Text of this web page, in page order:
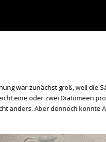
war zunächst groß, weil die
eine oder zwei Diatomeen
anders. Aber dennoch konnte